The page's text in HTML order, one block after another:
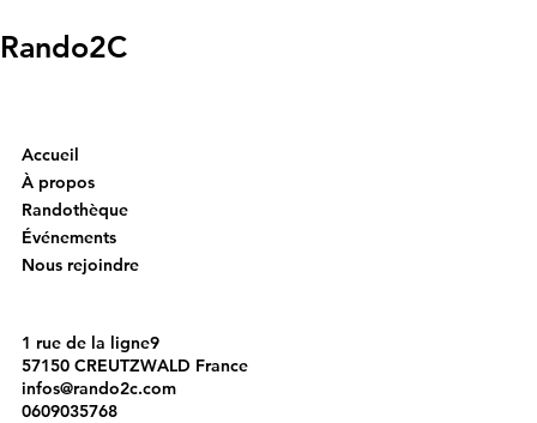
Rando2C
Accueil
À propos
Randothèque
Événements
Nous rejoindre
1 rue de la ligne9
57150 CREUTZWALD France
infos@rando2c.com
0609035768